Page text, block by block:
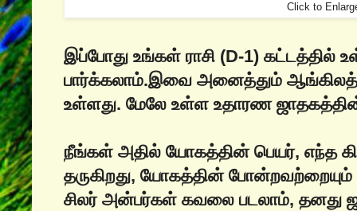
Click to
இப்போது உங்கள் ராசி (D-1)
பார்க்கலாம்.இவை அனைத்தும்
உள்ளது. மேலே உள்ள உதாரண
நீங்கள் அதில் யோகத்தின் பெயர், எந்த
தருகிறது, யோகத்தின் போன்றவற்றையும்
சிலர் அன்பர்கள் கவலை படலாம், தனது